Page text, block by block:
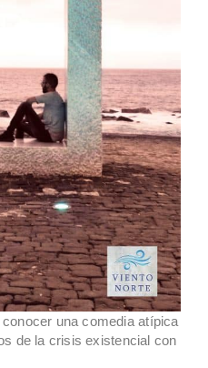
una comedia atípica
de la crisis existencial con